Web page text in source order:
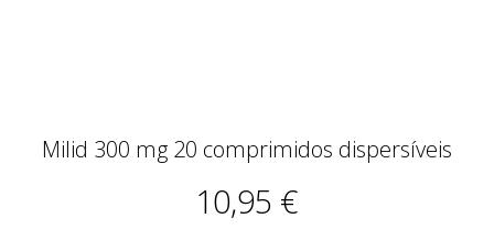
Milid 300 mg 20 comprimidos dispersíveis
10,95 €